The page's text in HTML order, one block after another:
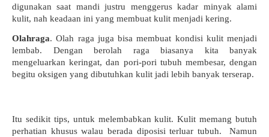
digunakan saat mandi justru menggerus kadar minyak alami
kulit, nah keadaan ini yang membuat kulit menjadi kering.
Olahraga. Olah raga juga bisa membuat kondisi kulit menjadi
lembab. Dengan berolah raga biasanya kita banyak
mengeluarkan keringat, dan pori-pori tubuh membesar, dengan
begitu oksigen yang dibutuhkan kulit jadi lebih banyak terserap.
Itu sedikit tips, untuk melembabkan kulit. Kulit memang butuh
perhatian khusus walau berada diposisi terluar tubuh.  Namun